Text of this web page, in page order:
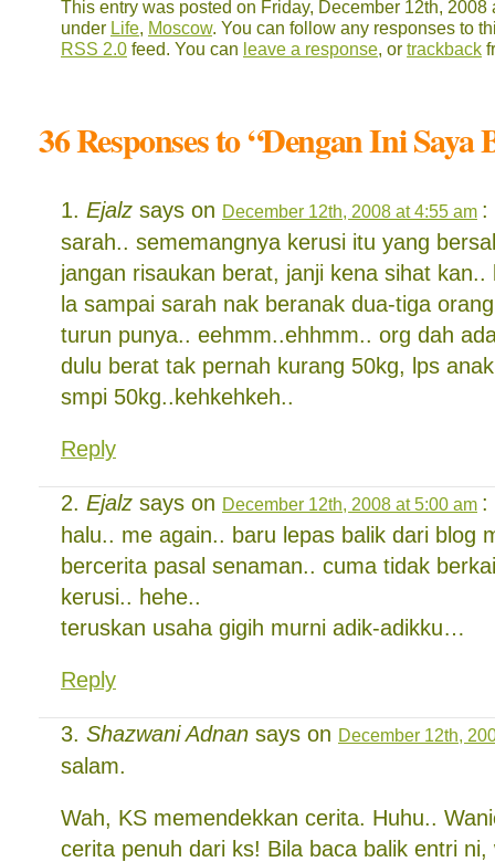
This entry was posted on Friday, December 12th, 2008
under Life, Moscow. You can follow any responses to
RSS 2.0 feed. You can leave a response, or trackback
36 Responses to “Dengan Ini Saya
Ejalz says on December 12th, 2008 at 4:55 am :
sarah.. sememangnya kerusi itu yang
jangan risaukan berat, janji kena sihat
la sampai sarah nak beranak dua-tiga
turun punya.. eehmm..ehhmm.. org dah
dulu berat tak pernah kurang 50kg, lps
smpi 50kg..kehkehkeh..
Reply
Ejalz says on December 12th, 2008 at 5:00 am :
halu.. me again.. baru lepas balik dari blog
bercerita pasal senaman.. cuma tidak
kerusi.. hehe..
teruskan usaha gigih murni adik-adikku…
Reply
Shazwani Adnan says on December 12th,
salam.
Wah, KS memendekkan cerita. Huhu..
cerita penuh dari ks! Bila baca balik entri ni,